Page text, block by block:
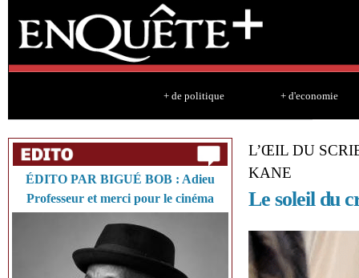
+ de politique + d'economie
ÉDITO PAR BIGUÉ BOB : Adieu
Professeur et merci pour le cinéma
L’ŒIL DU
KANE
Le soleil du